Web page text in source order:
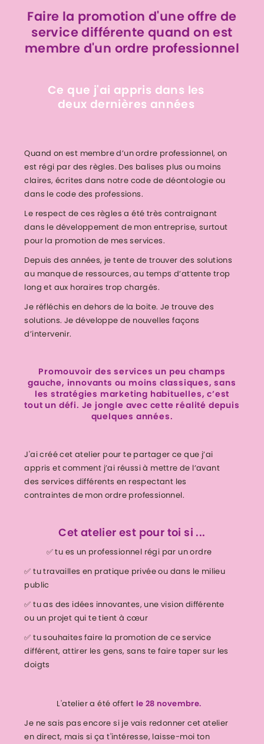
Faire la promotion d'une offre de
service différente quand on est
membre d'un ordre professionnel
Ce que j'ai appris dans les
deux dernières années
Quand on est membre d’un ordre professionnel, on
est régi par des règles. Des balises plus ou moins
claires, écrites dans notre code de déontologie ou
dans le code des professions.
Le respect de ces règles a été très contraignant
dans le développement de mon entreprise, surtout
pour la promotion de mes services.
Depuis des années, je tente de trouver des solutions
au manque de ressources, au temps d’attente trop
long et aux horaires trop chargés.
Je réfléchis en dehors de la boite. Je trouve des
solutions. Je développe de nouvelles façons
d’intervenir.
Promouvoir des services un peu champs
gauche, innovants ou moins classiques, sans
les stratégies marketing habituelles, c’est
tout un défi. Je jongle avec cette réalité depuis
quelques années.
J'ai créé cet atelier pour te partager ce que j’ai
appris et comment j’ai réussi à mettre de l’avant
des services différents en respectant les
contraintes de mon ordre professionnel.
Cet atelier est pour toi si ...
✅ tu es un professionnel régi par un ordre
✅ tu travailles en pratique privée ou dans le milieu
public
✅ tu as des idées innovantes, une vision différente
ou un projet qui te tient à cœur
✅ tu souhaites faire la promotion de ce service
différent, attirer les gens, sans te faire taper sur les
doigts
L'atelier a été offert le 28 novembre.
Je ne sais pas encore si je vais redonner cet atelier
en direct, mais si ça t'intéresse, laisse-moi ton